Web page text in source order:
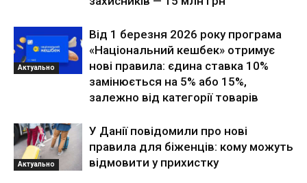
Актуально
Від 1 березня 2026 року програма
«Національний кешбек» отримує
нові правила: єдина ставка 10%
замінюється на 5% або 15%,
залежно від категорії товарів
Актуально
У Данії повідомили про нові
правила для біженців: кому можуть
відмовити у прихистку